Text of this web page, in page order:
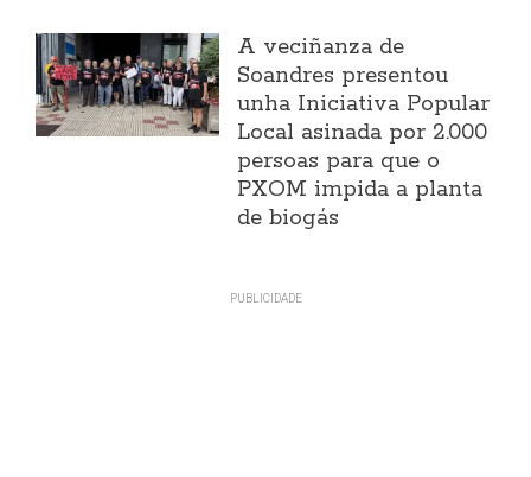
A veciñanza de
Soandres presentou
unha Iniciativa Popular
Local asinada por 2.000
persoas para que o
PXOM impida a planta
de biogás